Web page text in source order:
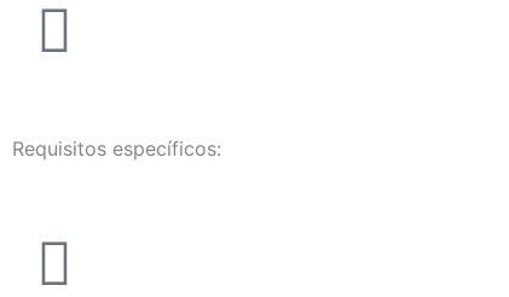
Requisitos específicos: